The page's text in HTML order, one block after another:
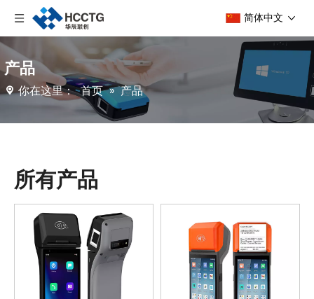
简体中文
产品
你在这里： 首页 » 产品
所有产品